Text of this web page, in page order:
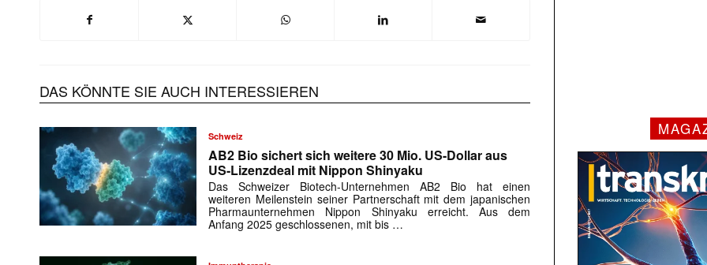
DAS KÖNNTE SIE AUCH INTERESSIEREN
Schweiz
AB2 Bio sichert sich weitere 30 Mio. US-Dollar aus
US-Lizenzdeal mit Nippon Shinyaku
Das Schweizer Biotech-Unternehmen AB2 Bio hat einen
weiteren Meilenstein seiner Partnerschaft mit dem japanischen
Pharmaunternehmen Nippon Shinyaku erreicht. Aus dem
Anfang 2025 geschlossenen, mit bis …